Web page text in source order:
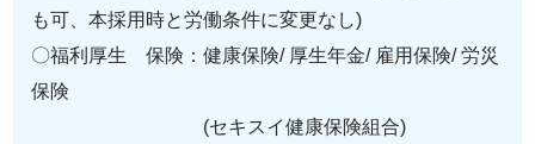
も可、本採用時と労働条件に変更なし)
〇福利厚生 保険：健康保険/ 厚生年金/ 雇用保険/ 労災
保険
(セキスイ健康保険組合)